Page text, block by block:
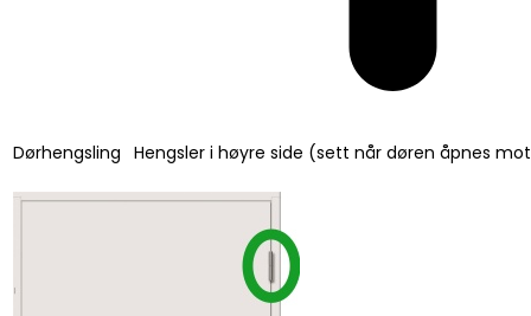
Dørhengsling Hengsler i høyre side (sett når døren åpnes